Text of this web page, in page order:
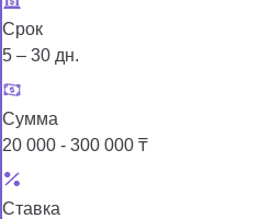
Срок
5 – 30 дн.
Сумма
20 000 - 300 000 ₸
Ставка